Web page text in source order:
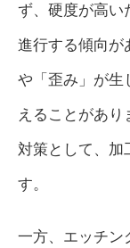
ず、硬度が高い
進行する傾向が
や「歪み」が生
えることがあ
対策として、加
す。
一方、エッチン